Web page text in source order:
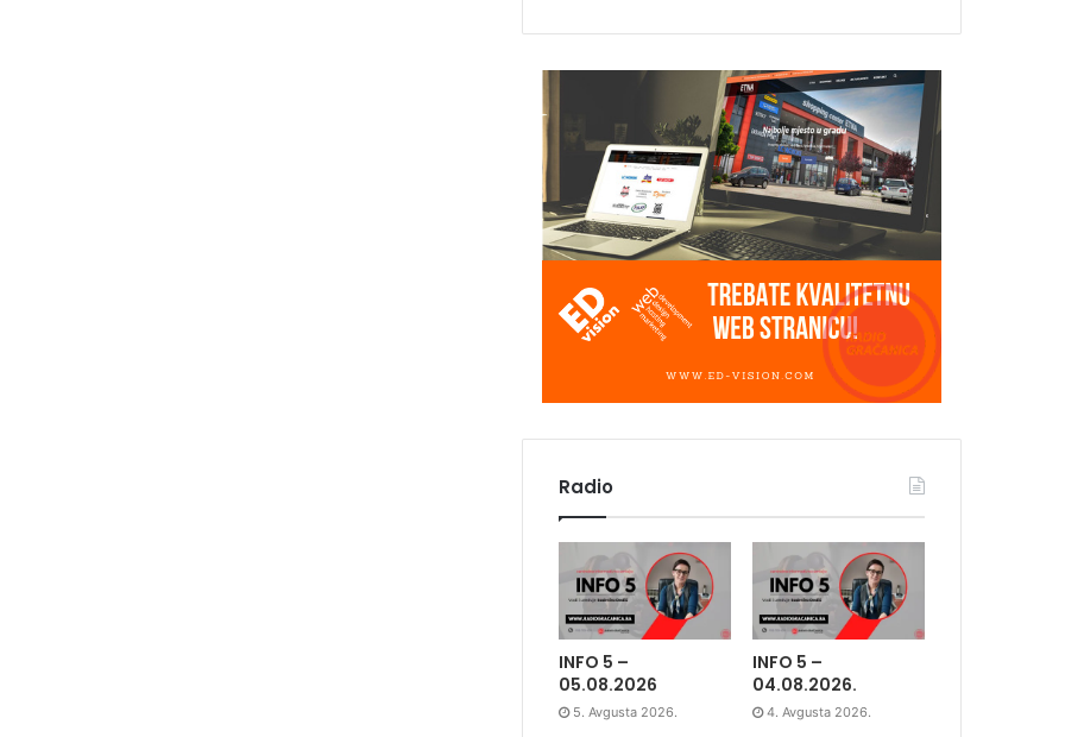
Radio
INFO 5 –
05.08.2026
5. Avgusta 2026.
INFO 5 –
04.08.2026.
4. Avgusta 2026.